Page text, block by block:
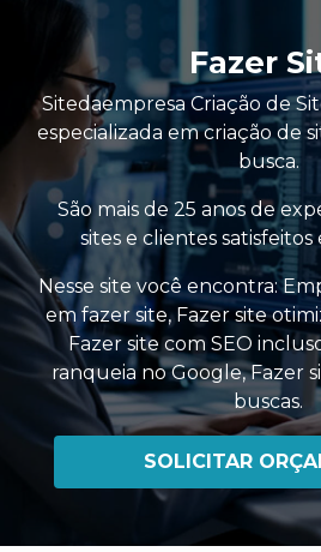
Fazer
Sitedaempresa Criação de
especializada em criação de
busca.
São mais de 25 anos de
sites e clientes satisfeitos
Nesse site você encontra:
em fazer site,Fazer site
Fazer site com SEO
ranqueia no Google,Fazer
buscas.
SOLICITAR